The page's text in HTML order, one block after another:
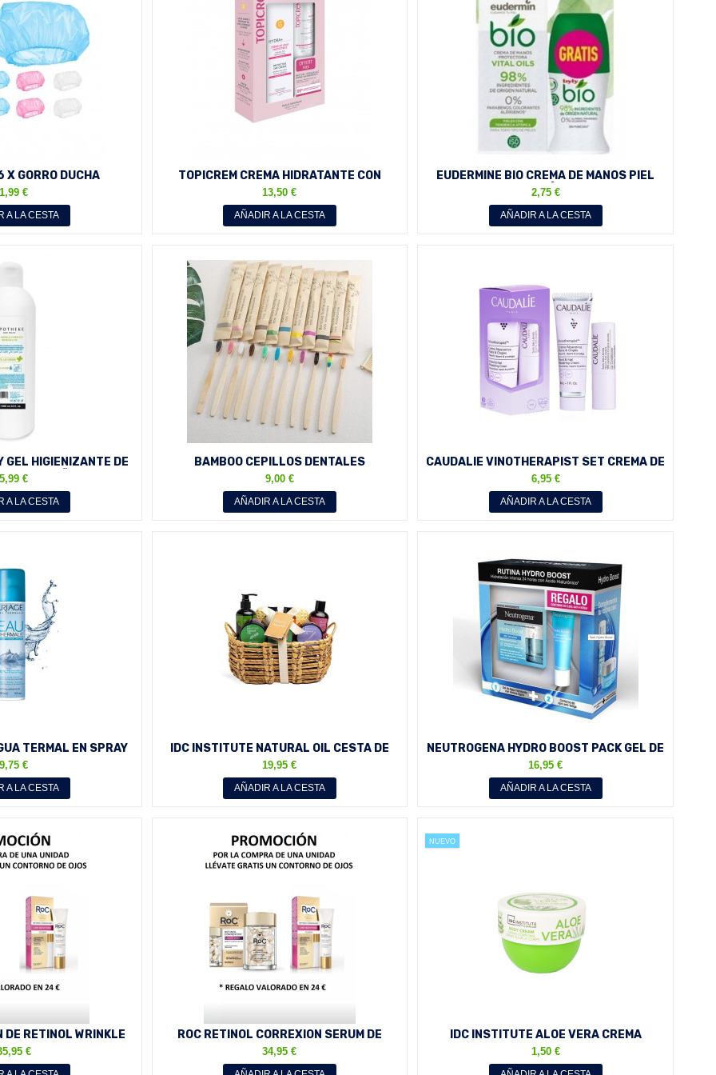
X GORRO DUCHA
1,99 €
A LA CESTA
TOPICREM CREMA HIDRATANTE CON
PROTECTOR SOLAR SPF 50 PIEL...
13,50 €
AÑADIR A LA CESTA
EUDERMINE BIO CREMA DE MANOS PIEL
TENDENCIA ATÓPICA 75 ML...
2,75 €
AÑADIR A LA CESTA
GEL HIGIENIZANTE DE
TAMAÑO...
5,99 €
A LA CESTA
BAMBOO CEPILLOS DENTALES
BIODEGRADABLES PACK 10 UNIDADES...
9,00 €
AÑADIR A LA CESTA
CAUDALIE VINOTHERAPIST SET CREMA DE
MANOS 30 ML + CUIDADO...
6,95 €
AÑADIR A LA CESTA
TERMAL EN SPRAY
XL 300 ML
9,75 €
A LA CESTA
IDC INSTITUTE NATURAL OIL CESTA DE
PRODUCTOS NATURALES...
19,95 €
AÑADIR A LA CESTA
NEUTROGENA HYDRO BOOST PACK GEL DE
AGUA 50 ML + CONTORNO...
16,95 €
AÑADIR A LA CESTA
DE RETINOL WRINKLE
DE NOCHE...
€
ROC RETINOL CORREXION SERUM DE
NOCHE 30 CAPSULAS 10.5 ML...
34,95 €
NUEVO
IDC INSTITUTE ALOE VERA CREMA
CORPORAL 75ML REF. 44462
1,50 €